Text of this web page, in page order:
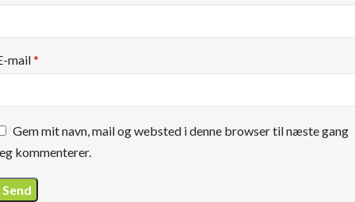
mail*
Gem mit navn, mail og websted i denne browser til næste gang
kommenterer.